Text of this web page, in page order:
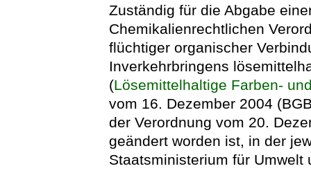
Zuständig für die Abgabe
Chemikalienrechtlichen
flüchtiger organischer
Inverkehrbringens
(Lösemittelhaltige Farben-
vom 16. Dezember 2004
der Verordnung vom 20.
geändert worden ist, in der
Staatsministerium für Umwelt